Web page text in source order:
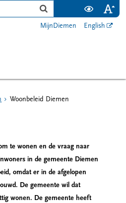
MijnDiemen English
Woonbeleid Diemen
te wonen en de vraag naar
in de gemeente Diemen
omdat er in de afgelopen
De gemeente wil dat
wonen. De gemeente heeft